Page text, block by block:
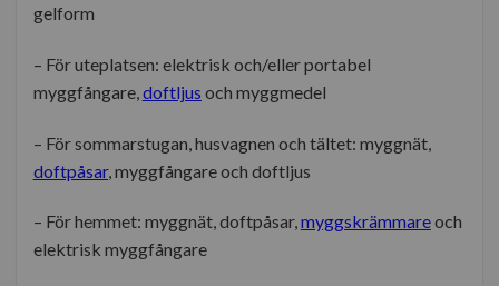
gelform
– För uteplatsen: elektrisk och/eller portabel
myggfångare, doftljus och myggmedel
– För sommarstugan, husvagnen och tältet: myggnät,
doftpåsar, myggfångare och doftljus
– För hemmet: myggnät, doftpåsar,myggskrämmareoch
elektrisk myggfångare